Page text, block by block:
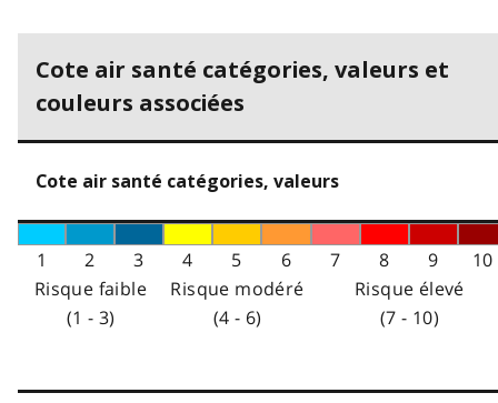
Cote air santé catégories, valeurs et
couleurs associées
Cote air santé catégories, valeurs
1 2 3 4 5 6 7 8 9
10
Risque faible
(1 - 3)
Risque modéré
(4 - 6)
Risque élevé
(7 - 10)